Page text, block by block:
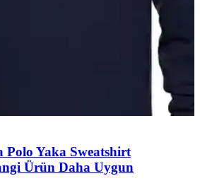
Polo Yaka Sweatshirt
Ürün Daha Uygun